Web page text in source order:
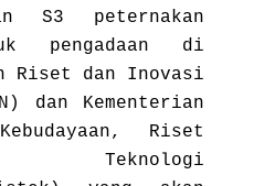
S3 peternakan
pengadaan di
Riset dan Inovasi
dan Kementerian
Riset